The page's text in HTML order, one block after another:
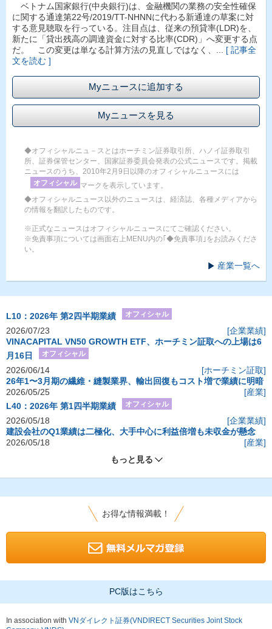
ベトナム国家銀行(中央銀行)は、金融機関の業務の安全性確保
に関する通達第22号/2019/TT-NHNNに代わる新通達の草案に対
する意見聴取を行っている。注目点は、従来の預貸率(LDR)を、
新たに「貸出残高の調達資金に対する比率(CDR)」へ変更する点
だ。 この変更は単なる計算方法の見直しではなく、... [ 記事全
文を読む ]
Myニュースに追加する
Myニュースを見る
◆オフィシャルニュ－スとはホーチミン証券取引所、ハノイ証券取引
所、証券保管センター、国家証券委員会発表の公式ニュースです。掲載
ニュースのうち、2010年2月9日以降のオフィシャルニュースには
オフィシャル マークを表示しています。
◆オフィシャルニュース以外のニュースは、経済誌、各種メディアから
の情報を翻訳したものです。
※正式なニュースはオフィシャルニュースにてご確認ください。
※免責事項については画面右上MENU内の｢◆免責事項｣をお読みくださ
い。
産業一覧へ
L10：2026年 第2四半期業績 オフィシャル
2026/07/23
[企業業績]
VINACAPITAL VN50 GROWTH ETF、ホーチミン証取への上場は6
月16日
オフィシャル
2026/06/14
[ホーチミン証取]
26年1〜3月期の繊維・縫製業界、輸出回復もコスト増で業績に明暗
2026/05/25
[産業]
L40：2026年 第1四半期業績
オフィシャル
2026/05/18
[企業業績]
建設会社のQ1業績は二極化、大手中心に利益倍増も未収金が懸念
2026/05/18
[産業]
もっと見る
お得な情報満載！
PC版はこちら
In association with VNダイレクト証券(VNDIRECT Securities Joint Stock